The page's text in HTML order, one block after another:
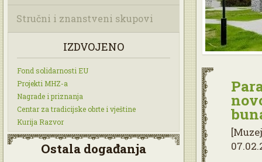
Stručni i znanstveni skupovi
IZDVOJENO
Fond solidarnosti EU
Projekti MHZ-a
Nagrade i priznanja
Centar za tradicijske obrte i vještine
Kurija Razvor
Ostala događanja